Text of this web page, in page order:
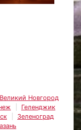
Великий Новгород
Геленджик
Зеленоград